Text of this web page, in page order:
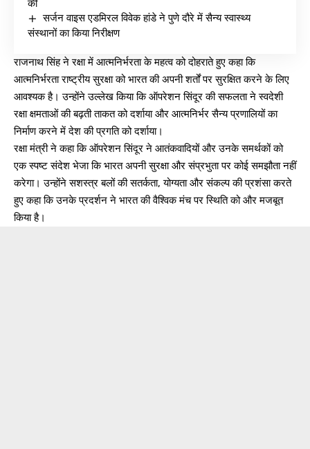
की
सर्जन वाइस एडमिरल विवेक हांडे ने पुणे दौरे में सैन्य स्वास्थ्य
संस्थानों का किया निरीक्षण
राजनाथ सिंह ने रक्षा में आत्मनिर्भरता के महत्व को दोहराते हुए कहा कि
आत्मनिर्भरता राष्ट्रीय सुरक्षा को भारत की अपनी शर्तों पर सुरक्षित करने के लिए
आवश्यक है। उन्होंने उल्लेख किया कि ऑपरेशन सिंदूर की सफलता ने स्वदेशी
रक्षा क्षमताओं की बढ़ती ताकत को दर्शाया और आत्मनिर्भर सैन्य प्रणालियों का
निर्माण करने में देश की प्रगति को दर्शाया।
रक्षा मंत्री ने कहा कि ऑपरेशन सिंदूर ने आतंकवादियों और उनके समर्थकों को
एक स्पष्ट संदेश भेजा कि भारत अपनी सुरक्षा और संप्रभुता पर कोई समझौता नहीं
करेगा। उन्होंने सशस्त्र बलों की सतर्कता, योग्यता और संकल्प की प्रशंसा करते
हुए कहा कि उनके प्रदर्शन ने भारत की वैश्विक मंच पर स्थिति को और मजबूत
किया है।